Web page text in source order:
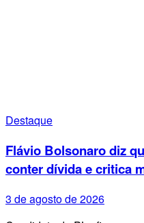
Destaque
Flávio Bolsonaro diz
conter dívida e critica
3 de agosto de 2026